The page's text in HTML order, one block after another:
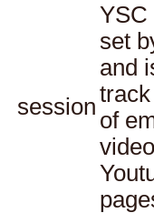
session
YSC
set
and
of